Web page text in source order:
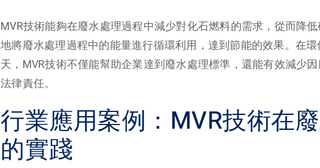
MVR技術能夠在廢水處理過程中減少對化石燃料的需求，從而降
地將廢水處理過程中的能量進行循環利用，達到節能的效果。在
天，MVR技術不僅能幫助企業達到廢水處理標準，還能有效減少
法律責任。
行業應用案例：MVR技術在
的實踐